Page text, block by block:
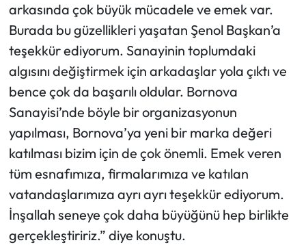
arkasında çok büyük mücadele ve emek var.
Burada bu güzellikleri yaşatan Şenol Başkan’a
teşekkür ediyorum. Sanayinin toplumdaki
algısını değiştirmek için arkadaşlar yola çıktı ve
bence çok da başarılı oldular. Bornova
Sanayisi’nde böyle bir organizasyonun
yapılması, Bornova’ya yeni bir marka değeri
katılması bizim için de çok önemli. Emek veren
tüm esnafımıza, firmalarımıza ve katılan
vatandaşlarımıza ayrı ayrı teşekkür ediyorum.
İnşallah seneye çok daha büyüğünü hep birlikte
gerçekleştiririz.” diye konuştu.